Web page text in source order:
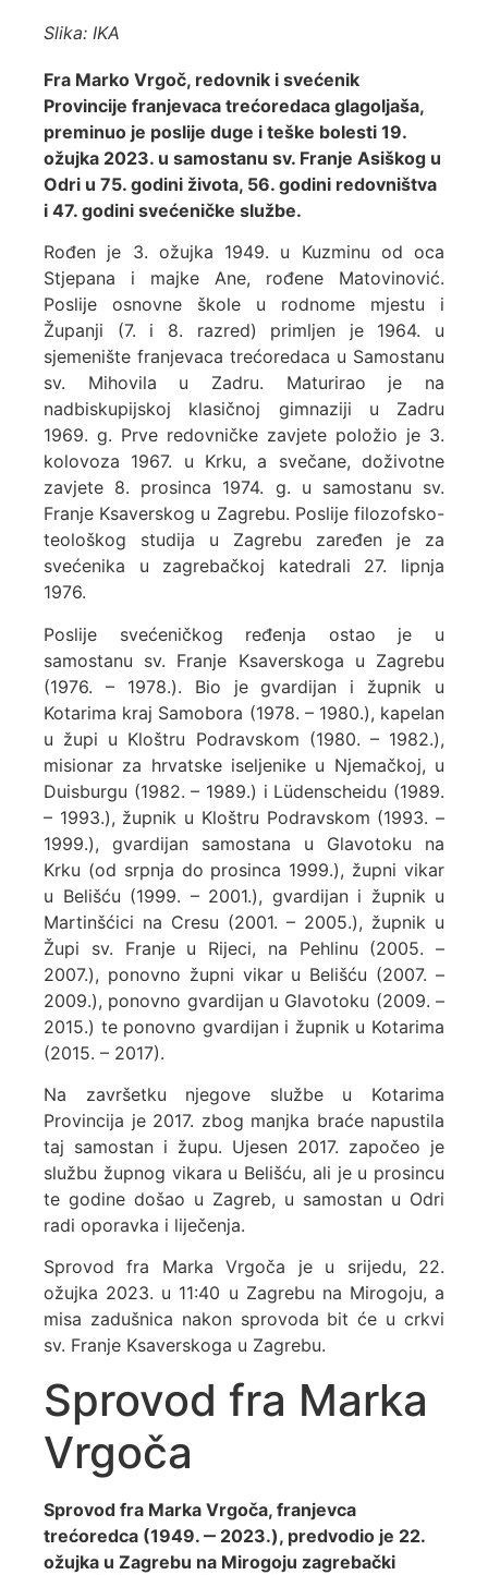
Slika: IKA
Fra Marko Vrgoč, redovnik i svećenik
Provincije franjevaca trećoredaca glagoljaša,
preminuo je poslije duge i teške bolesti 19.
ožujka 2023. u samostanu sv. Franje Asiškog u
Odri u 75. godini života, 56. godini redovništva
i 47. godini svećeničke službe.
Rođen je 3. ožujka 1949. u Kuzminu od oca
Stjepana i majke Ane, rođene Matovinović.
Poslije osnovne škole u rodnome mjestu i
Županji (7. i 8. razred) primljen je 1964. u
sjemenište franjevaca trećoredaca u Samostanu
sv. Mihovila u Zadru. Maturirao je na
nadbiskupijskoj klasičnoj gimnaziji u Zadru
1969. g. Prve redovničke zavjete položio je 3.
kolovoza 1967. u Krku, a svečane, doživotne
zavjete 8. prosinca 1974. g. u samostanu sv.
Franje Ksaverskog u Zagrebu. Poslije filozofsko-
teološkog studija u Zagrebu zaređen je za
svećenika u zagrebačkoj katedrali 27. lipnja
1976.
Poslije svećeničkog ređenja ostao je u
samostanu sv. Franje Ksaverskoga u Zagrebu
(1976. – 1978.). Bio je gvardijan i župnik u
Kotarima kraj Samobora (1978. – 1980.), kapelan
u župi u Kloštru Podravskom (1980. – 1982.),
misionar za hrvatske iseljenike u Njemačkoj, u
Duisburgu (1982. – 1989.) i Lüdenscheidu (1989.
– 1993.), župnik u Kloštru Podravskom (1993. –
1999.), gvardijan samostana u Glavotoku na
Krku (od srpnja do prosinca 1999.), župni vikar
u Belišću (1999. – 2001.), gvardijan i župnik u
Martinšćici na Cresu (2001. – 2005.), župnik u
Župi sv. Franje u Rijeci, na Pehlinu (2005. –
2007.), ponovno župni vikar u Belišću (2007. –
2009.), ponovno gvardijan u Glavotoku (2009. –
2015.) te ponovno gvardijan i župnik u Kotarima
(2015. – 2017).
Na završetku njegove službe u Kotarima
Provincija je 2017. zbog manjka braće napustila
taj samostan i župu. Ujesen 2017. započeo je
službu župnog vikara u Belišću, ali je u prosincu
te godine došao u Zagreb, u samostan u Odri
radi oporavka i liječenja.
Sprovod fra Marka Vrgoča je u srijedu, 22.
ožujka 2023. u 11:40 u Zagrebu na Mirogoju, a
misa zadušnica nakon sprovoda bit će u crkvi
sv. Franje Ksaverskoga u Zagrebu.
Sprovod fra Marka
Vrgoča
Sprovod fra Marka Vrgoča, franjevca
trećoredca (1949. ‒ 2023.), predvodio je 22.
ožujka u Zagrebu na Mirogoju zagrebački